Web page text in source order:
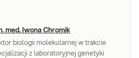
med. Iwona Chromik
biologii molekularnej w trakcie
z laboratoryjnej genetyki